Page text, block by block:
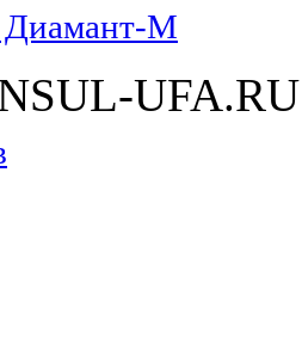
Диамант-М